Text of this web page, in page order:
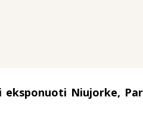
eksponuoti Niujorke,